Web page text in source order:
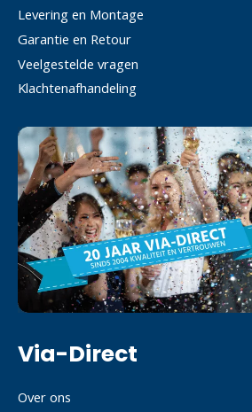
Levering en Montage
Garantie en Retour
Veelgestelde vragen
Klachtenafhandeling
Via-Direct
Over ons